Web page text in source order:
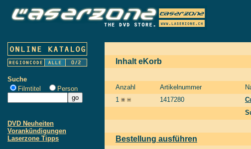
Suche
Filmtitel
Person
DVD Neuheiten
Vorankündigungen
Laserzone Tipps
Inhalt eKorb
Anzahl Artikelnummer
1
1417280
Bestellung ausführen